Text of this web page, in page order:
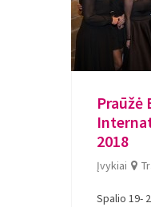
Praūžė
2018
Įvykiai
Spalio 19-